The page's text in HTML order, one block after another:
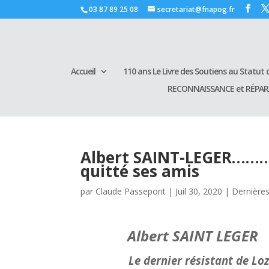
03 87 89 25 08 secretariat@fnapog.fr
Accueil
110 ans Le Livre des Soutiens au Statut
RECONNAISSANCE et
Albert SAINT-
quitté ses amis
par Claude Passepont | Juil 30, 2020 |
Albert SAINT LEGER
Le dernier résistant de Lozère